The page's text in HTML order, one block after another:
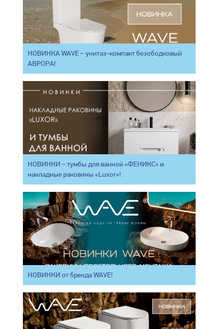
НОВИНКА WAVE – унитаз-компакт безободковый
АВРОРА!
НОВИНКИ – тумбы для ванной «ФЕНИКС» и
накладные раковины «Luxor»!
НОВИНКИ от бренда WAVE!